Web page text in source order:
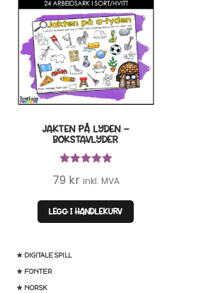
★ DIGITALE SPILL
★ FONTER
★ NORSK
JAKTEN PÅ LYDEN –
BOKSTAVLYDER
79 kr inkl. MVA
LEGG I HANDLEKURV